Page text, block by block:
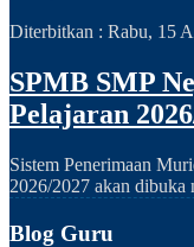
Diterbitkan : Rabu, 15
SPMB SMP
Pelajaran
Sistem Penerimaan
2026/2027 akan dibuka
Blog Guru